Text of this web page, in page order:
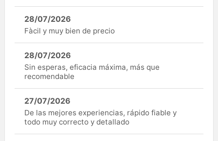
28/07/2026
Fàcil y muy bien de precio
28/07/2026
Sin esperas, eficacia máxima, más que
recomendable
27/07/2026
De las mejores experiencias, rápido fiable y
todo muy correcto y detallado